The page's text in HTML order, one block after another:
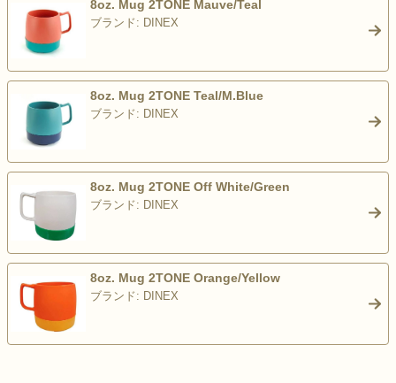
8oz. Mug 2TONE Mauve/Teal
ブランド: DINEX
8oz. Mug 2TONE Teal/M.Blue
ブランド: DINEX
8oz. Mug 2TONE Off White/Green
ブランド: DINEX
8oz. Mug 2TONE Orange/Yellow
ブランド: DINEX